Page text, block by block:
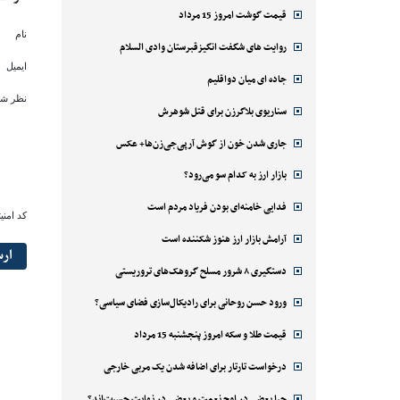
قیمت گوشت امروز 15 مرداد
روایت های شگفت انگیزقبرستان وادی السلام
جاده ای میان دواقلیم
سناریوی بلاگرزن برای قتل شوهرش
جاری شدن خون از گوش آرپی‌جی‌زن‌ها+ عکس
بازار ارز به کدام سو می‌رود؟
فدایی خامنه‌ای بودن فریاد مردم است
آرامش بازار ارز هنوز شکننده است
دستگیری ۸ شرور مسلح گروهک‌های تروریستی
ورود حسن روحانی برای رادیکال‌سازی فضای سیاسی؟
قیمت طلا و سکه امروز پنجشنبه 15 مرداد
درخواست تارتار برای اضافه شدن یک مربی خارجی
نام
ایمیل
نظر
کد